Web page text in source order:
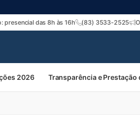
presencial das 8h às 16h (83) 3533-2525
2026 Transparência e Prestação